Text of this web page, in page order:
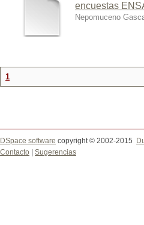
encuestas
Nepomuceno
1
DSpace software copyright © 2002-2015
Contacto
Sugerencias